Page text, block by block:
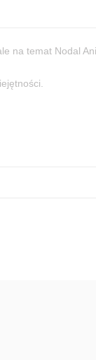
na temat Nodal